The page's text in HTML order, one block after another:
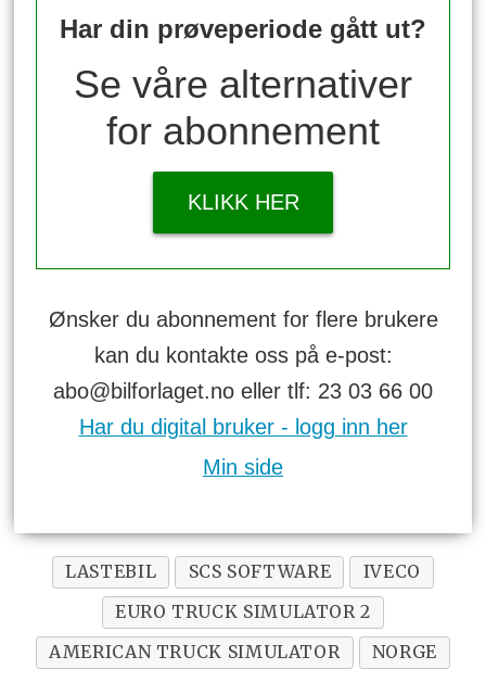
Har din prøveperiode gått ut?
Se våre alternativer
for abonnement
KLIKK HER
Ønsker du abonnement for flere brukere
kan du kontakte oss på e-post:
abo@bilforlaget.no eller tlf: 23 03 66 00
Har du digital bruker - logg inn her
Min side
LASTEBIL SCS SOFTWARE
IVECO
EURO TRUCK SIMULATOR 2
AMERICAN TRUCK SIMULATOR
NORGE